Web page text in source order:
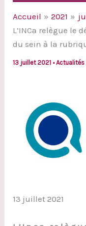
Accueil 2021
L’INCa relègue le
du sein à la
13 juillet 2021 •Actualités
13 juillet 2021